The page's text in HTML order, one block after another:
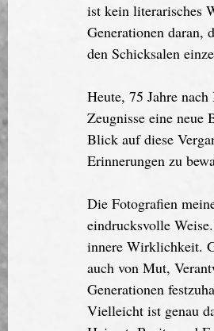
ist kein literarisches
Generationen daran,
den Schicksalen
Heute, 75 Jahre
Zeugnisse eine neue
Blick auf diese
Erinnerungen zu
Die Fotografien
eindrucksvolle
innere Wirklichkeit.
auch von Mut,
Generationen
Vielleicht ist genau